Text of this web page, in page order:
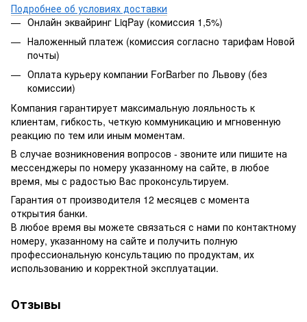
Подробнее об условиях доставки
Онлайн эквайринг LiqPay (комиссия 1,5%)
Наложенный платеж (комиссия согласно тарифам Новой
почты)
Оплата курьеру компании ForBarber по Львову (без
комиссии)
Компания гарантирует максимальную лояльность к
клиентам, гибкость, четкую коммуникацию и мгновенную
реакцию по тем или иным моментам.
В случае возникновения вопросов - звоните или пишите на
мессенджеры по номеру указанному на сайте, в любое
время, мы с радостью Вас проконсультируем.
Гарантия от производителя 12 месяцев с момента
открытия банки.
В любое время вы можете связаться с нами по контактному
номеру, указанному на сайте и получить полную
профессиональную консультацию по продуктам, их
использованию и корректной эксплуатации.
Отзывы